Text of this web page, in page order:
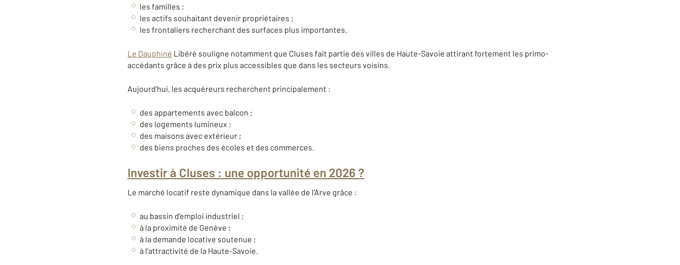
les familles ;
les actifs souhaitant devenir propriétaires ;
les frontaliers recherchant des surfaces plus importantes.
Le Dauphiné Libéré souligne notamment que Cluses fait partie des villes de Haute-Savoie attirant fortement les primo-
accédants grâce à des prix plus accessibles que dans les secteurs voisins.
Aujourd’hui, les acquéreurs recherchent principalement :
des appartements avec balcon ;
des logements lumineux ;
des maisons avec extérieur ;
des biens proches des écoles et des commerces.
Investir à Cluses : une opportunité en 2026 ?
Le marché locatif reste dynamique dans la vallée de l’Arve grâce :
au bassin d’emploi industriel ;
à la proximité de Genève ;
à la demande locative soutenue ;
à l’attractivité de la Haute-Savoie.